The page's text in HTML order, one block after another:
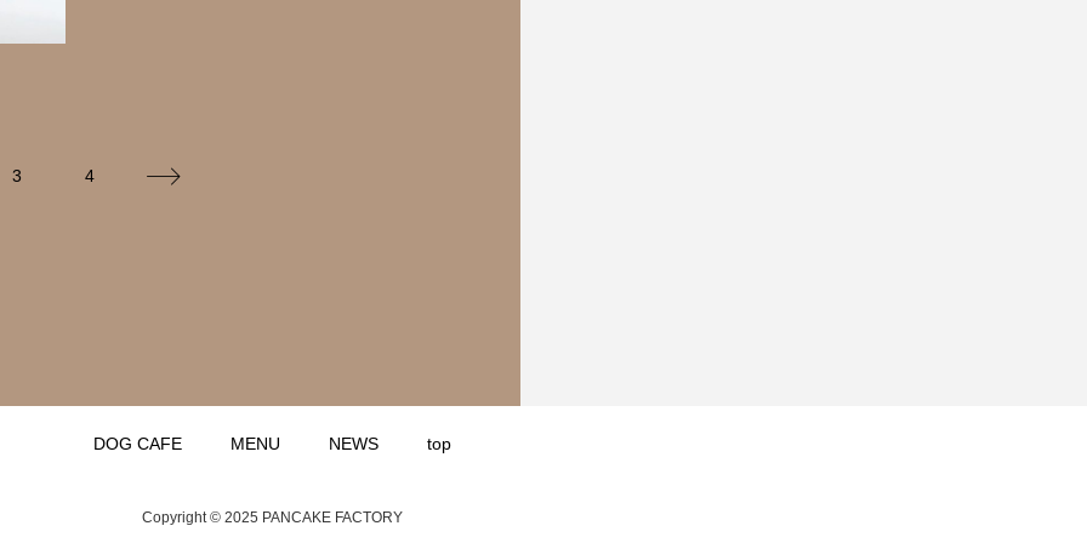
3 4
DOG CAFE MENU NEWS top
Copyright © 2025 PANCAKE FACTORY